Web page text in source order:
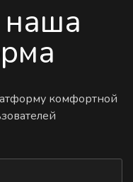
наша
комфортной